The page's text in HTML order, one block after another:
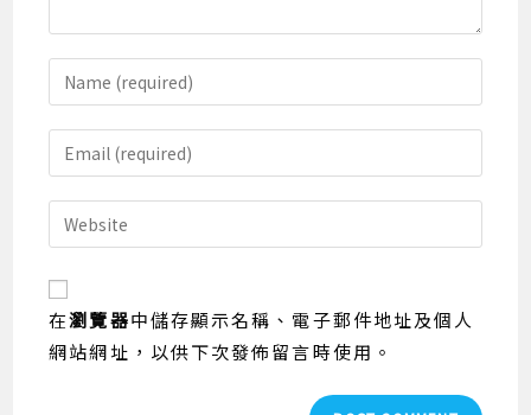
Enter
your
name
or
to
comment
Enter
your
email
address
Enter
your
URL
(optional)
在瀏覽器中儲存顯示名稱、電子郵件地址及個人
網站網址，以供下次發佈留言時使用。